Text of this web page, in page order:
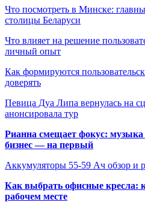
Что посмотреть в Минске:
столицы Беларуси
Что влияет на решение
личный опыт
Как формируются
доверять
Певица Дуа Липа вернулась на
анонсировала тур
Рианна смещает фокус: музыка
бизнес — на первый
Аккумуляторы 55-59 Ач обзор и
Как выбрать офисные кресла:
рабочем месте